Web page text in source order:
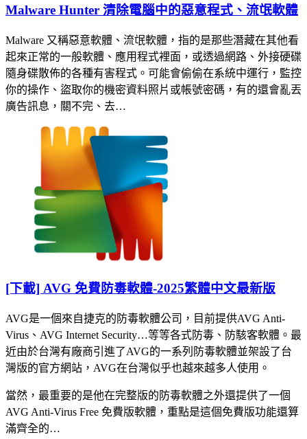
Malware Hunter 清除電腦中的惡意程式、流氓軟體
Malware 又稱惡意軟體、流氓軟體，指的是那些潛藏在其他看
起來正常的一般軟體、應用程式裡面，或透過網路、外接硬碟
隨身碟散佈的各種有害程式。可能會偷偷在系統中運行，監控
你的操作、盜取你的機密資料照片或帳號密碼，有的還會亂丟
廣告訊息，關不完、去…
[下載] AVG 免費防毒軟體-2025繁體中文最新版
AVG是一個來自捷克的防毒軟體公司，目前提供AVG Anti-
Virus、AVG Internet Security…等等各式防毒、防駭客軟體。最
近由於台灣有廠商引進了AVG的一系列防毒軟體並架設了台
灣版的官方網站，AVG在台灣似乎也越來越多人使用。
當然，最重要的是他在完整版的防毒軟體之外還提供了一個
AVG Anti-Virus Free 免費版軟體，重點是這個免費版功能還算
滿齊全的…